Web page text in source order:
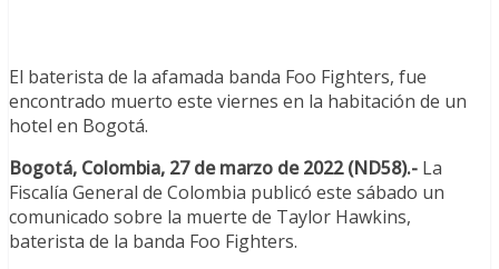
El baterista de la afamada banda Foo Fighters, fue
encontrado muerto este viernes en la habitación de un
hotel en Bogotá.
Bogotá, Colombia, 27 de marzo de 2022 (ND58).- La
Fiscalía General de Colombia publicó este sábado un
comunicado sobre la muerte de Taylor Hawkins,
baterista de la banda Foo Fighters.